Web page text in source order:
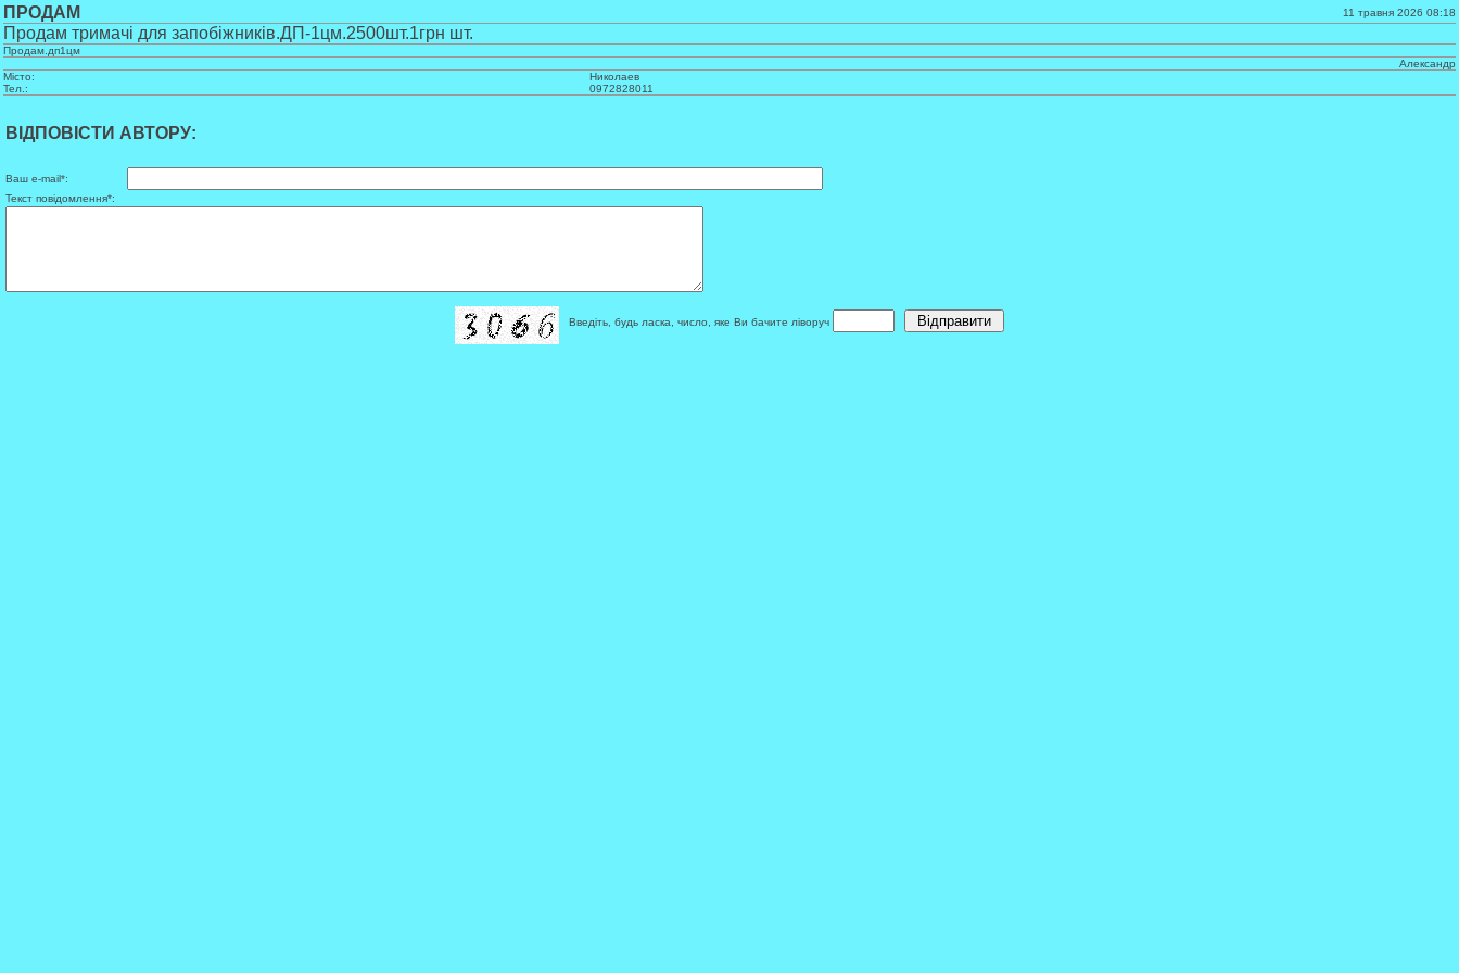
ПРОДАМ 11 травня 2026 08:18
Продам тримачі для запобіжників.ДП-1цм.2500шт.1грн шт.
Продам.дп1цм
Александр
Місто:
Николаев
Тел.:
0972828011
ВІДПОВІСТИ АВТОРУ:
Ваш e-mail*:
Текст повідомлення*:
Введіть, будь ласка, число, яке Ви бачите ліворуч